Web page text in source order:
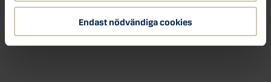
Endast nödvändiga cookies